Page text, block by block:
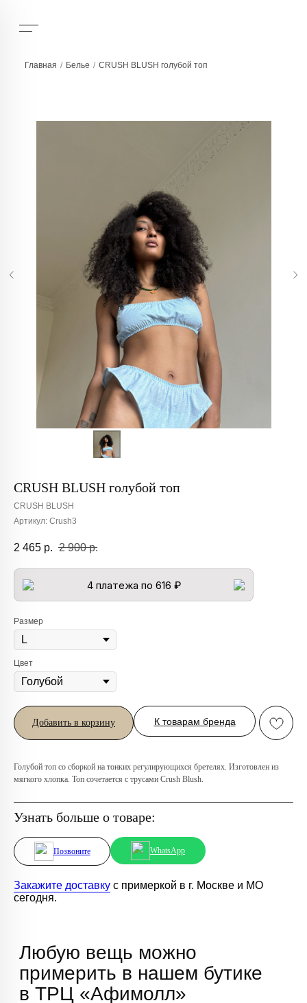
Главная / Белье / CRUSH BLUSH голубой топ
CRUSH BLUSH голубой топ
CRUSH BLUSH
Артикул: Crush3
2 465 р. 2 900 р.
4 платежа по 616 ₽
Размер
Цвет
Добавить в корзину К товарам бренда
Голубой топ со сборкой на тонких регулирующихся бретелях. Изготовлен из
мягкого хлопка. Топ сочетается с трусами Crush Blush.
Узнать больше о товаре:
Позвоните WhatsApp
Закажите доставку с примеркой в г. Москве и МО
сегодня.
Любую вещь можно
примерить в нашем бутике
в ТРЦ «Афимолл»
Адрес:
Москва, Пресненская наб.,
Телефон: +7 (966) 019-41-76